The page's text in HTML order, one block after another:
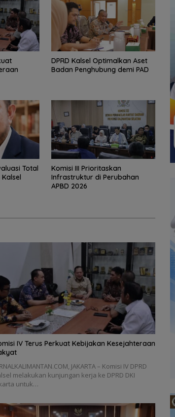
‎DPRD Kalsel Optimalkan Aset
Badan Penghubung demi PAD
Total
‎Komisi III Prioritaskan
Infrastruktur di Perubahan
APBD 2026
IV Terus Perkuat Kebijakan Kesejahteraan
JAKARTA – Komisi IV DPRD
melakukan kunjungan kerja ke DPRD DKI
untuk…